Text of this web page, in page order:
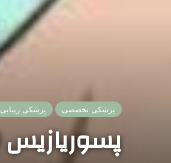
پزشکی تخصصی پزشکی زیبایی